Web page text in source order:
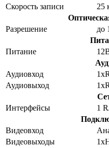
Скорость записи
25
Разрешение
до
Питание
Аудиовход
Аудиовыход
Интерфейсы
1
Видеовход
Видеовыходы